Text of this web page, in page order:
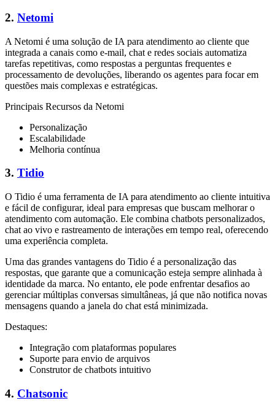
2. Netomi
A Netomi é uma solução de IA para atendimento ao cliente que
integrada a canais como e-mail, chat e redes sociais automatiza
tarefas repetitivas, como respostas a perguntas frequentes e
processamento de devoluções, liberando os agentes para focar em
questões mais complexas e estratégicas.
Principais Recursos da Netomi
Personalização
Escalabilidade
Melhoria contínua
3. Tidio
O Tidio é uma ferramenta de IA para atendimento ao cliente intuitiva
e fácil de configurar, ideal para empresas que buscam melhorar o
atendimento com automação. Ele combina chatbots personalizados,
chat ao vivo e rastreamento de interações em tempo real, oferecendo
uma experiência completa.
Uma das grandes vantagens do Tidio é a personalização das
respostas, que garante que a comunicação esteja sempre alinhada à
identidade da marca. No entanto, ele pode enfrentar desafios ao
gerenciar múltiplas conversas simultâneas, já que não notifica novas
mensagens quando a janela do chat está minimizada.
Destaques:
Integração com plataformas populares
Suporte para envio de arquivos
Construtor de chatbots intuitivo
4. Chatsonic